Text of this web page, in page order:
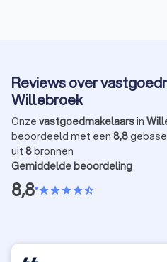
Reviews over
Willebroek
Onze vastgoedmakelaarsin
beoordeeld met een 8,8
uit 8bronnen
Gemiddelde beoordeling
8,8•starstarstarstarstar_half